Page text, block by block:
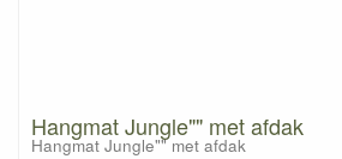
Hangmat Jungle"" met afdak
Hangmat Jungle"" met afdak